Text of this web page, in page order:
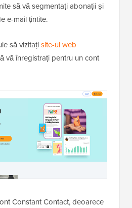
să vă segmentați abonații și
e-mail țintite.
să vizitațisite-ul web
vă înregistrați pentru un cont
Constant Contact, deoarece